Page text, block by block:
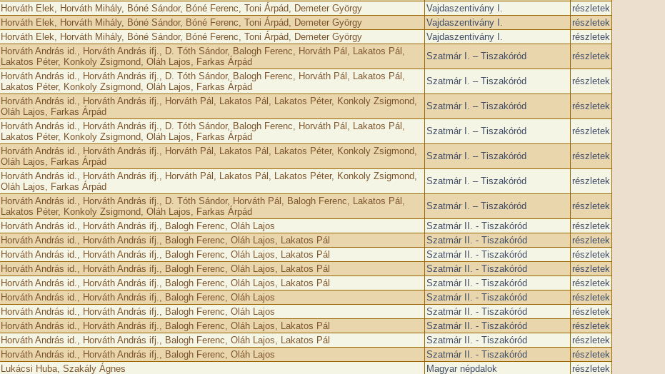
Horváth Elek, Horváth Mihály, Bóné Sándor, Bóné Ferenc, Toni Árpád, Demeter György Vajdaszentivány I.
részletek
Horváth Elek, Horváth Mihály, Bóné Sándor, Bóné Ferenc, Toni Árpád, Demeter György Vajdaszentivány I.
részletek
Horváth Elek, Horváth Mihály, Bóné Sándor, Bóné Ferenc, Toni Árpád, Demeter György Vajdaszentivány I.
részletek
Horváth András id., Horváth András ifj., D. Tóth Sándor, Balogh Ferenc, Horváth Pál, Lakatos Pál,
Lakatos Péter, Konkoly Zsigmond, Oláh Lajos, Farkas Árpád
Szatmár I. – Tiszakóród részletek
Horváth András id., Horváth András ifj., D. Tóth Sándor, Balogh Ferenc, Horváth Pál, Lakatos Pál,
Lakatos Péter, Konkoly Zsigmond, Oláh Lajos, Farkas Árpád
Szatmár I. – Tiszakóród részletek
Horváth András id., Horváth András ifj., Horváth Pál, Lakatos Pál, Lakatos Péter, Konkoly Zsigmond,
Oláh Lajos, Farkas Árpád
Szatmár I. – Tiszakóród részletek
Horváth András id., Horváth András ifj., D. Tóth Sándor, Balogh Ferenc, Horváth Pál, Lakatos Pál,
Lakatos Péter, Konkoly Zsigmond, Oláh Lajos, Farkas Árpád
Szatmár I. – Tiszakóród részletek
Horváth András id., Horváth András ifj., Horváth Pál, Lakatos Pál, Lakatos Péter, Konkoly Zsigmond,
Oláh Lajos, Farkas Árpád
Szatmár I. – Tiszakóród részletek
Horváth András id., Horváth András ifj., Horváth Pál, Lakatos Pál, Lakatos Péter, Konkoly Zsigmond,
Oláh Lajos, Farkas Árpád
Szatmár I. – Tiszakóród részletek
Horváth András id., Horváth András ifj., D. Tóth Sándor, Horváth Pál, Balogh Ferenc, Lakatos Pál,
Lakatos Péter, Konkoly Zsigmond, Oláh Lajos, Farkas Árpád
Szatmár I. – Tiszakóród
részletek
Horváth András id., Horváth András ifj., Balogh Ferenc, Oláh Lajos Szatmár II. - Tiszakóród
részletek
Horváth András id., Horváth András ifj., Balogh Ferenc, Oláh Lajos, Lakatos Pál Szatmár II. - Tiszakóród
részletek
Horváth András id., Horváth András ifj., Balogh Ferenc, Oláh Lajos, Lakatos Pál Szatmár II. - Tiszakóród
részletek
Horváth András id., Horváth András ifj., Balogh Ferenc, Oláh Lajos, Lakatos Pál Szatmár II. - Tiszakóród
részletek
Horváth András id., Horváth András ifj., Balogh Ferenc, Oláh Lajos, Lakatos Pál Szatmár II. - Tiszakóród
részletek
Horváth András id., Horváth András ifj., Balogh Ferenc, Oláh Lajos Szatmár II. - Tiszakóród
részletek
Horváth András id., Horváth András ifj., Balogh Ferenc, Oláh Lajos Szatmár II. - Tiszakóród
részletek
Horváth András id., Horváth András ifj., Balogh Ferenc, Oláh Lajos, Lakatos Pál Szatmár II. - Tiszakóród
részletek
Horváth András id., Horváth András ifj., Balogh Ferenc, Oláh Lajos, Lakatos Pál Szatmár II. - Tiszakóród
részletek
Horváth András id., Horváth András ifj., Balogh Ferenc, Oláh Lajos Szatmár II. - Tiszakóród
részletek
Lukácsi Huba, Szakály Ágnes Magyar népdalok részletek